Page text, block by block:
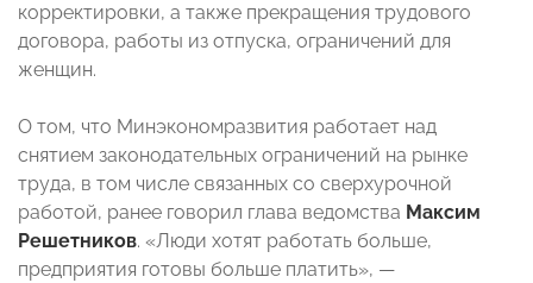
корректировки, а также прекращения трудового
договора, работы из отпуска, ограничений для
женщин.
О том, что Минэкономразвития работает над
снятием законодательных ограничений на рынке
труда, в том числе связанных со сверхурочной
работой, ранее говорил глава ведомства Максим
Решетников. «Люди хотят работать больше,
предприятия готовы больше платить», —